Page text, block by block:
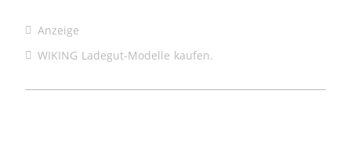
Anzeige
WIKING Ladegut-Modelle kaufen.